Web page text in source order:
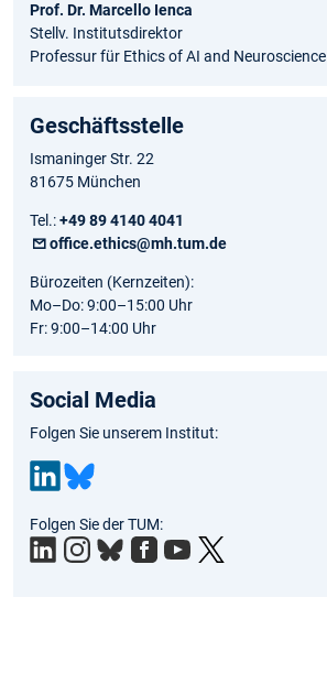
Prof. Dr. Marcello Ienca
Stellv. Institutsdirektor
Professur für Ethics of AI and Neuroscience
Geschäftsstelle
Ismaninger Str. 22
81675 München
Tel.:+49 89 4140 4041
office.ethics@mh.tum.de
Bürozeiten (Kernzeiten):
Mo–Do: 9:00–15:00 Uhr
Fr: 9:00–14:00 Uhr
Social Media
Folgen Sie unserem Institut:
edInesk
y
Folgen Sie der TUM: